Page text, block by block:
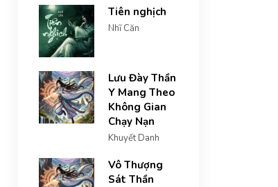
Tiên nghịch
Nhĩ Căn
Lưu Đày Thần
Y Mang Theo
Không Gian
Chạy Nạn
Khuyết Danh
Vô Thượng
Sát Thần